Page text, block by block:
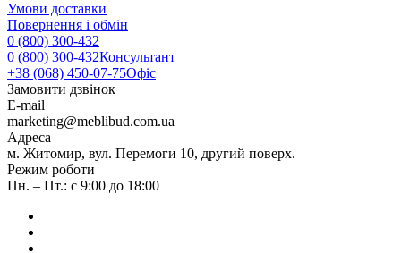
Умови доставки
Повернення і обмін
0 (800) 300-432
0 (800) 300-432Консультант
+38 (068) 450-07-75Офіс
Замовити дзвінок
E-mail
marketing@meblibud.com.ua
Адреса
м. Житомир, вул. Перемоги 10, другий поверх.
Режим роботи
Пн. – Пт.: с 9:00 до 18:00